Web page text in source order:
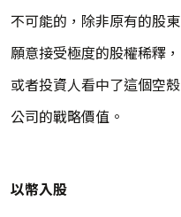
不可能的，除非原有的股東
願意接受極度的股權稀釋，
或者投資人看中了這個空殼
公司的戰略價值。
以幣入股